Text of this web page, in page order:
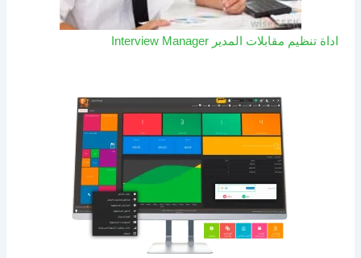
اداة تنظيم مقابلات المدير Interview Manager